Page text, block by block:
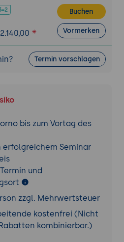
Performance
Benutzerfreundlichkeit
von A/B-Tests zur
Rate
Werbeformate
für das Unternehmen
Advertising zur
von
der
digitaler Tools und
Erfolgsmessung im
der
2.140,00
Buchen
Vormerken
Termin vorschlagen
bis zum Vortag des
erfolgreichem Seminar
und
zzgl. Mehrwertsteuer
kostenfrei (Nicht
kombinierbar.)